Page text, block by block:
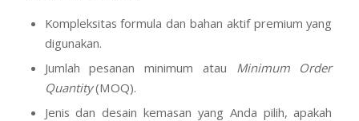
Kompleksitas formula dan bahan aktif premium yang
digunakan.
Jumlah pesanan minimum atau Minimum Order
Quantity(MOQ).
Jenis dan desain kemasan yang Anda pilih, apakah